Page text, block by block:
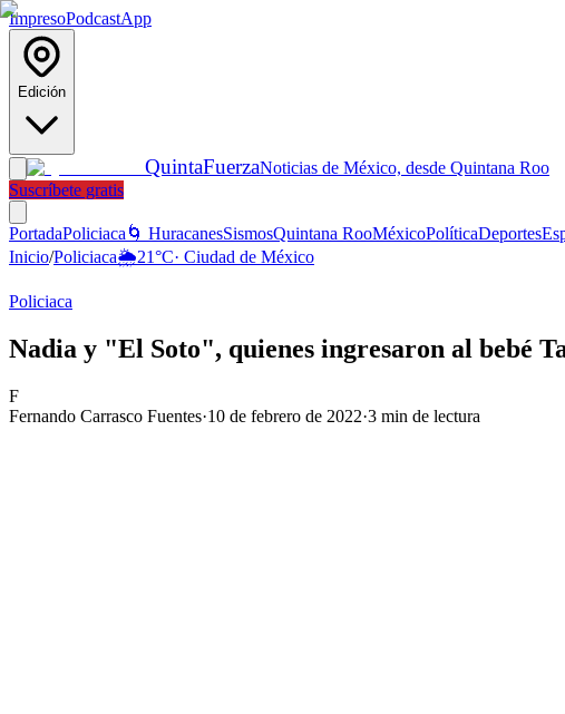
ImpresoPodcastApp
Edición
QuintaFuerzaNoticias de México, desde Quintana Roo
Suscríbete gratis
PortadaPoliciaca 🌀 HuracanesSismosQuintana RooMéxicoPolíticaDeportes
Inicio/Policiaca🌦️21°C· Ciudad de México
Policiaca
Nadia y "El Soto", quienes ingresaron al bebé
F
Fernando Carrasco Fuentes·10 de febrero de 2022·3 min de lectura